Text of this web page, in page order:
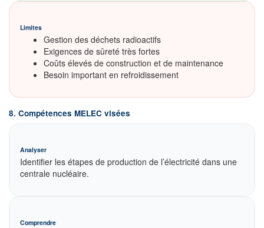
Limites
Gestion des déchets radioactifs
Exigences de sûreté très fortes
Coûts élevés de construction et de maintenance
Besoin important en refroidissement
8. Compétences MELEC visées
Analyser
Identifier les étapes de production de l’électricité dans une
centrale nucléaire.
Comprendre